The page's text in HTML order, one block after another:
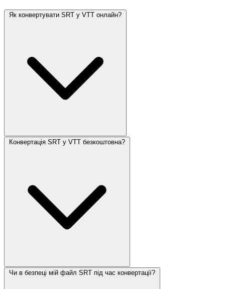
Як конвертувати SRT у VTT онлайн?
Конвертація SRT у VTT безкоштовна?
Чи в безпеці мій файл SRT під час конвертації?